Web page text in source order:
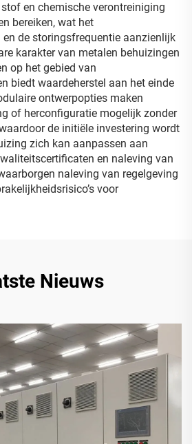
en chemische verontreiniging
bereiken, wat het
de storingsfrequentie aanzienlijk
karakter van metalen behuizingen
op het gebied van
biedt waardeherstel aan het einde
ontwerpopties maken
of herconfiguratie mogelijk zonder
de initiële investering wordt
zich kan aanpassen aan
en naleving van
naleving van regelgeving
voor
Nieuws